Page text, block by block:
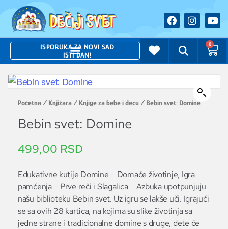
ISPORUKA ZA NOVI SAD
ISTI DAN!
0
Početna / Knjižara / Knjige za bebe i decu / Bebin svet: Domine
Bebin svet: Domine
499,00 RSD
Edukativne kutije Domine – Domaće životinje, Igra
pamćenja – Prve reči i Slagalica – Azbuka upotpunjuju
našu biblioteku Bebin svet. Uz igru se lakše uči. Igrajući
se sa ovih 28 kartica, na kojima su slike životinja sa
jedne strane i tradicionalne domine s druge, dete će